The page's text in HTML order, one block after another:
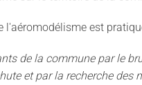
l'aéromodélisme est
de la commune par le
et par la recherche